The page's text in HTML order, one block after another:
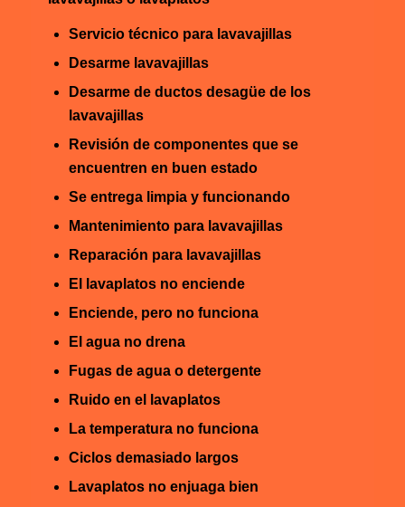
Servicio técnico para lavavajillas
Desarme lavavajillas
Desarme de ductos desagüe de los
lavavajillas
Revisión de componentes que se
encuentren en buen estado
Se entrega limpia y funcionando
Mantenimiento para lavavajillas
Reparación para lavavajillas
El lavaplatos no enciende
Enciende, pero no funciona
El agua no drena
Fugas de agua o detergente
Ruido en el lavaplatos
La temperatura no funciona
Ciclos demasiado largos
Lavaplatos no enjuaga bien